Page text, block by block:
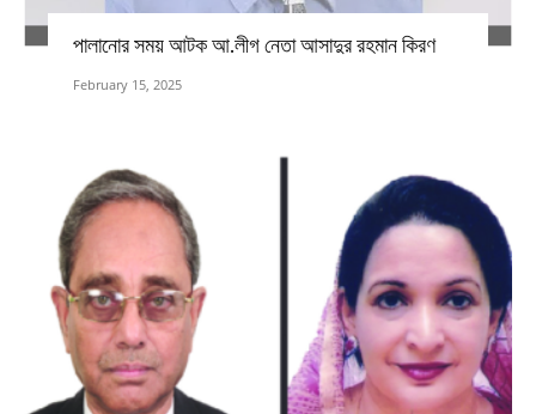
পালানোর সময় আটক আ.লীগ নেতা আসাদুর রহমান কিরণ
February 15, 2025